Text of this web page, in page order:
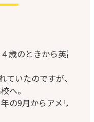
歳のときから英語
いたのですが、
へ。
の9月からアメリ